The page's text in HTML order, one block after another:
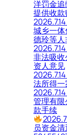
洋罚金
提供收
城乡一
德玲等人
非法吸
资人意见
法所得
管理有
款手续
员资金